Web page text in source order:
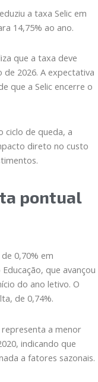
a taxa Selic em
14,75% ao ano.
que a taxa deve
2026. A expectativa
que a Selic encerre o
ciclo de queda, a
direto no custo
pontual
0,70% em
que avançou
do ano letivo. O
de 0,74%.
a menor
indicando que
a fatores sazonais.